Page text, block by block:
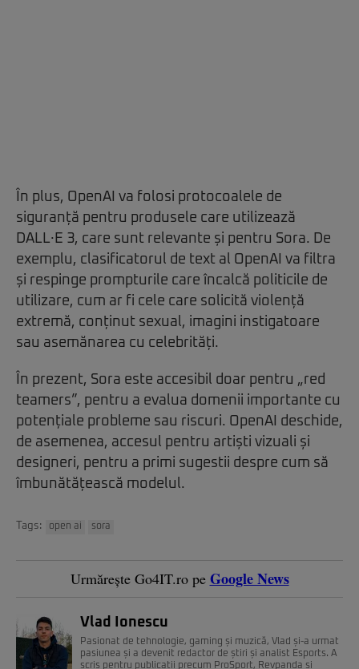
În plus, OpenAI va folosi protocoalele de
siguranță pentru produsele care utilizează
DALL·E 3, care sunt relevante și pentru Sora. De
exemplu, clasificatorul de text al OpenAI va filtra
și respinge prompturile care încalcă politicile de
utilizare, cum ar fi cele care solicită violență
extremă, conținut sexual, imagini instigatoare
sau asemănarea cu celebrități.
În prezent, Sora este accesibil doar pentru „red
teamers”, pentru a evalua domenii importante cu
potențiale probleme sau riscuri. OpenAI deschide,
de asemenea, accesul pentru artiști vizuali și
designeri, pentru a primi sugestii despre cum să
îmbunătățească modelul.
Tags: open ai sora
Urmărește Go4IT.ro pe Google News
Vlad Ionescu
Pasionat de tehnologie, gaming și muzică, Vlad și-a urmat
pasiunea și a devenit redactor de știri și analist Esports. A
scris pentru publicații precum ProSport, Revpanda și